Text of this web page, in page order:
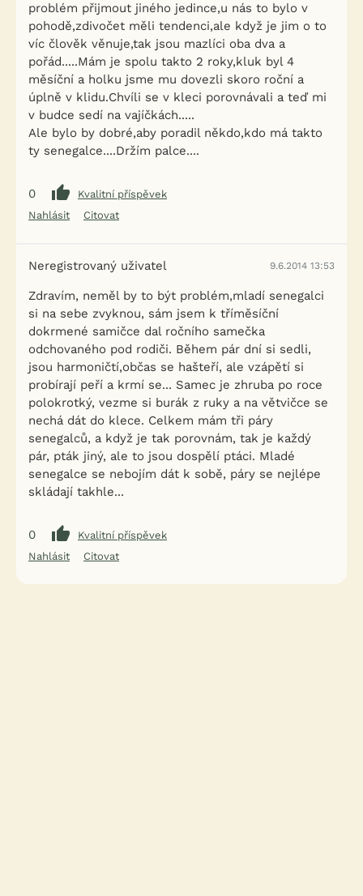
problém přijmout jiného jedince,u nás to bylo v
pohodě,zdivočet měli tendenci,ale když je jim o to
víc člověk věnuje,tak jsou mazlíci oba dva a
pořád.....Mám je spolu takto 2 roky,kluk byl 4
měsíční a holku jsme mu dovezli skoro roční a
úplně v klidu.Chvíli se v kleci porovnávali a teď mi
v budce sedí na vajíčkách.....
Ale bylo by dobré,aby poradil někdo,kdo má takto
ty senegalce....Držím palce....
0
Kvalitní příspěvek
Nahlásit
Citovat
Neregistrovaný uživatel 9.6.2014 13:53
Zdravím, neměl by to být problém,mladí senegalci
si na sebe zvyknou, sám jsem k tříměsíční
dokrmené samičce dal ročního samečka
odchovaného pod rodiči. Během pár dní si sedli,
jsou harmoničtí,občas se hašteří, ale vzápětí si
probírají peří a krmí se... Samec je zhruba po roce
polokrotký, vezme si burák z ruky a na větvičce se
nechá dát do klece. Celkem mám tři páry
senegalců, a když je tak porovnám, tak je každý
pár, pták jiný, ale to jsou dospělí ptáci. Mladé
senegalce se nebojím dát k sobě, páry se nejlépe
skládají takhle...
0
Kvalitní příspěvek
Nahlásit
Citovat